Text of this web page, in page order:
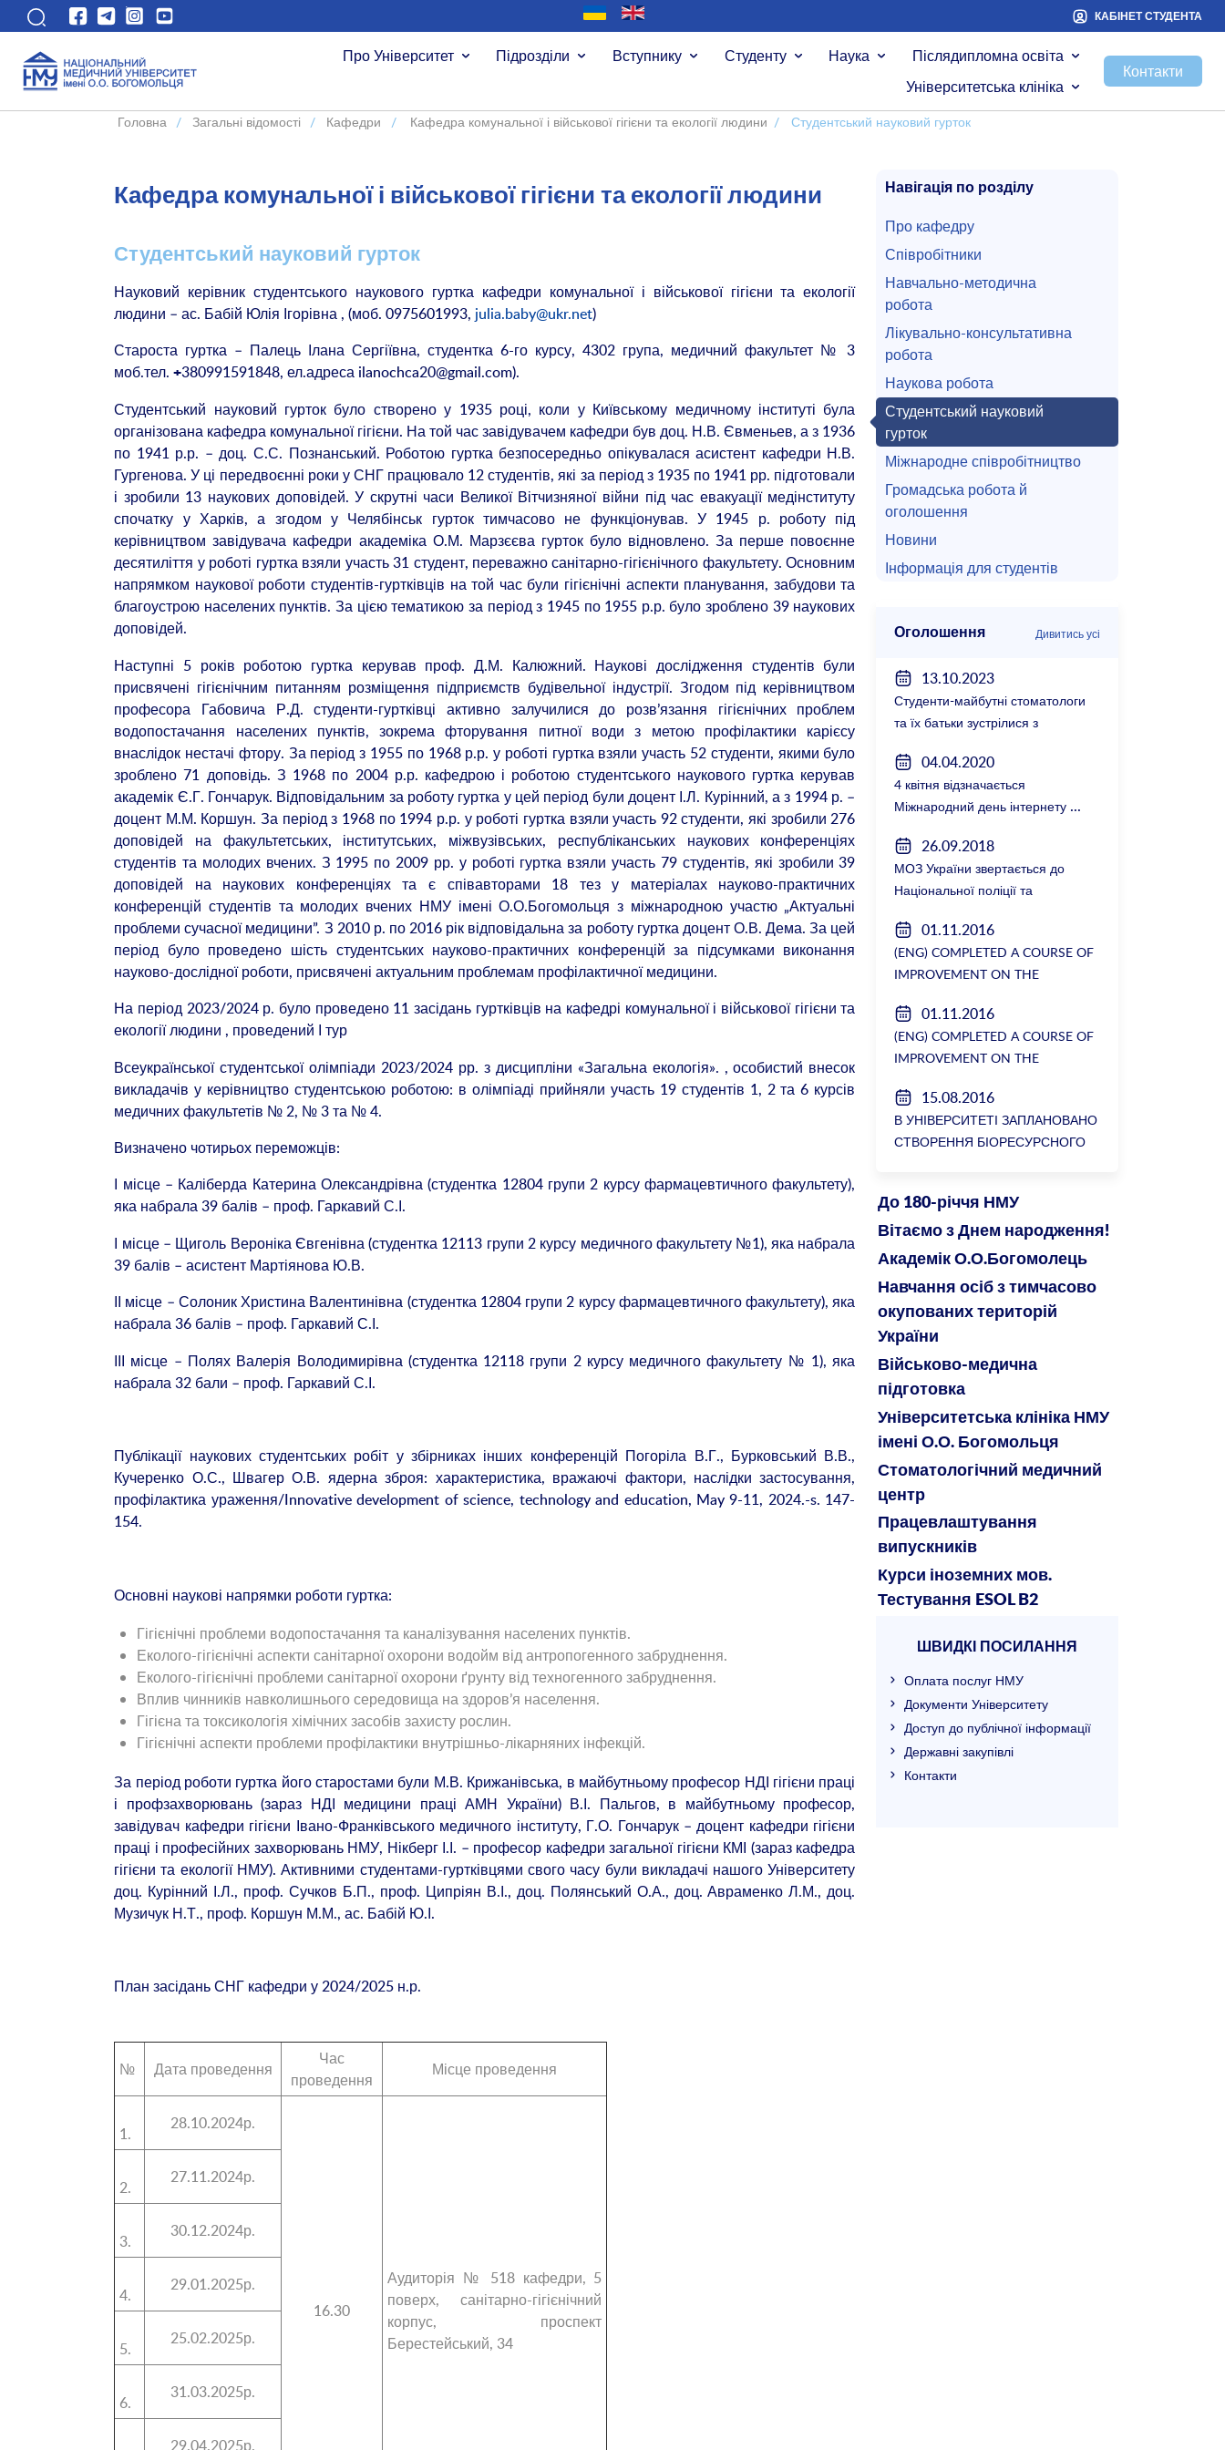
КАБІНЕТ СТУДЕНТА
Про Університет Підрозділи Вступнику Студенту Наука
Післядипломна освіта
Університетська клініка
Контакти
Головна / Загальні відомості / Кафедри / Кафедра комунальної і військової гігієни та екології людини / Студентський науковий гурток
Кафедра комунальної і військової гігієни та екології людини
Студентський науковий гурток
Науковий керівник студентського наукового гуртка кафедри комунальної і військової гігієни та екології
людини – ас. Бабій Юлія Ігорівна , (моб. 0975601993, julia.baby@ukr.net)
Староста гуртка – Палець Ілана Сергіївна, студентка 6-го курсу, 4302 група, медичний факультет № 3
моб.тел.+380991591848, ел.адреса ilanochca20@gmail.com).
Студентський науковий гурток було створено у 1935 році, коли у Київському медичному інституті була
організована кафедра комунальної гігієни. На той час завідувачем кафедри був доц. Н.В. Євменьев, а з 1936
по 1941 р.р. – доц. С.С. Познанський. Роботою гуртка безпосередньо опікувалася асистент кафедри Н.В.
Гургенова. У ці передвоєнні роки у СНГ працювало 12 студентів, які за період з 1935 по 1941 рр. підготовали
і зробили 13 наукових доповідей. У скрутні часи Великої Вітчизняної війни під час евакуації медінституту
спочатку у Харків, а згодом у Челябінськ гурток тимчасово не функціонував. У 1945 р. роботу під
керівництвом завідувача кафедри академіка О.М. Марзєєва гурток було відновлено. За перше повоєнне
десятиліття у роботі гуртка взяли участь 31 студент, переважно санітарно-гігієнічного факультету. Основним
напрямком наукової роботи студентів-гуртківців на той час були гігієнічні аспекти планування, забудови та
благоустрою населених пунктів. За цією тематикою за період з 1945 по 1955 р.р. було зроблено 39 наукових
доповідей.
Наступні 5 років роботою гуртка керував проф. Д.М. Калюжний. Наукові дослідження студентів були
присвячені гігієнічним питанням розміщення підприємств будівельної індустрії. Згодом під керівництвом
професора Габовича Р.Д. студенти-гуртківці активно залучилися до розв’язання гігієнічних проблем
водопостачання населених пунктів, зокрема фторування питної води з метою профілактики карієсу
внаслідок нестачі фтору. За період з 1955 по 1968 р.р. у роботі гуртка взяли участь 52 студенти, якими було
зроблено 71 доповідь. З 1968 по 2004 р.р. кафедрою і роботою студентського наукового гуртка керував
академік Є.Г. Гончарук. Відповідальним за роботу гуртка у цей період були доцент І.Л. Курінний, а з 1994 р. –
доцент М.М. Коршун. За період з 1968 по 1994 р.р. у роботі гуртка взяли участь 92 студенти, які зробили 276
доповідей на факультетських, інститутських, міжвузівських, республіканських наукових конференціях
студентів та молодих вчених. З 1995 по 2009 рр. у роботі гуртка взяли участь 79 студентів, які зробили 39
доповідей на наукових конференціях та є співавторами 18 тез у матеріалах науково-практичних
конференцій студентів та молодих вчених НМУ імені О.О.Богомольця з міжнародною участю „Актуальні
проблеми сучасної медицини”. З 2010 р. по 2016 рік відповідальна за роботу гуртка доцент О.В. Дема. За цей
період було проведено шість студентських науково-практичних конференцій за підсумками виконання
науково-дослідної роботи, присвячені актуальним проблемам профілактичної медицини.
На період 2023/2024 р. було проведено 11 засідань гуртківців на кафедрі комунальної і військової гігієни та
екології людини , проведений І тур
Всеукраїнської студентської олімпіади 2023/2024 рр. з дисципліни «Загальна екологія». , особистий внесок
викладачів у керівництво студентською роботою: в олімпіаді прийняли участь 19 студентів 1, 2 та 6 курсів
медичних факультетів № 2, № 3 та № 4.
Визначено чотирьох переможців:
І місце – Каліберда Катерина Олександрівна (студентка 12804 групи 2 курсу фармацевтичного факультету),
яка набрала 39 балів – проф. Гаркавий С.І.
І місце – Щиголь Вероніка Євгенівна (студентка 12113 групи 2 курсу медичного факультету №1), яка набрала
39 балів – асистент Мартіянова Ю.В.
ІІ місце – Солоник Христина Валентинівна (студентка 12804 групи 2 курсу фармацевтичного факультету), яка
набрала 36 балів – проф. Гаркавий С.І.
ІІІ місце – Полях Валерія Володимирівна (студентка 12118 групи 2 курсу медичного факультету № 1), яка
набрала 32 бали – проф. Гаркавий С.І.
Публікації наукових студентських робіт у збірниках інших конференцій Погоріла В.Г., Бурковський В.В.,
Кучеренко О.С., Швагер О.В. ядерна зброя: характеристика, вражаючі фактори, наслідки застосування,
профілактика ураження/Innovative development of science, technology and education, May 9-11, 2024.-s. 147-
154.
Основні наукові напрямки роботи гуртка:
Гігієнічні проблеми водопостачання та каналізування населених пунктів.
Еколого-гігієнічні аспекти санітарної охорони водойм від антропогенного забруднення.
Еколого-гігієнічні проблеми санітарної охорони ґрунту від техногенного забруднення.
Вплив чинників навколишнього середовища на здоров’я населення.
Гігієна та токсикологія хімічних засобів захисту рослин.
Гігієнічні аспекти проблеми профілактики внутрішньо-лікарняних інфекцій.
За період роботи гуртка його старостами були М.В. Крижанівська, в майбутньому професор НДІ гігієни праці
і профзахворювань (зараз НДІ медицини праці АМН України) В.І. Пальгов, в майбутньому професор,
завідувач кафедри гігієни Івано-Франківського медичного інституту, Г.О. Гончарук – доцент кафедри гігієни
праці і професійних захворювань НМУ, Нікберг І.І. – професор кафедри загальної гігієни КМІ (зараз кафедра
гігієни та екології НМУ). Активними студентами-гуртківцями свого часу були викладачі нашого Університету
доц. Курінний І.Л., проф. Сучков Б.П., проф. Ципріян В.І., доц. Полянський О.А., доц. Авраменко Л.М., доц.
Музичук Н.Т., проф. Коршун М.М., ас. Бабій Ю.І.
План засідань СНГ кафедри у 2024/2025 н.р.
№ Дата проведення
Час
проведення
Місце проведення
1.
28.10.2024р.
16.30
Аудиторія № 518 кафедри, 5
поверх, санітарно-гігієнічний
корпус, проспект
Берестейський, 34
2.
27.11.2024р.
3.
30.12.2024р.
4.
29.01.2025р.
5.
25.02.2025р.
6.
31.03.2025р.
29.04.2025р.
Навігація по розділу
Про кафедру
Співробітники
Навчально-методична
робота
Лікувально-консультативна
робота
Наукова робота
Студентський науковий
гурток
Міжнародне співробітництво
Громадська робота й
оголошення
Новини
Інформація для студентів
Оголошення Дивитись усі
13.10.2023
Студенти-майбутні стоматологи
та їх батьки зустрілися з
04.04.2020
4 квітня відзначається
Міжнародний день інтернету
26.09.2018
МОЗ України звертається до
Національної поліції та
вимогою розслідування низки
зухвалих злочинів екс-ректорки
НМУ Катерини Амосової
01.11.2016
(ENG) COMPLETED A COURSE OF
IMPROVEMENT ON THE
SURGERY №2
01.11.2016
(ENG) COMPLETED A COURSE OF
IMPROVEMENT ON THE
SURGERY №2
15.08.2016
В УНІВЕРСИТЕТІ ЗАПЛАНОВАНО
СТВОРЕННЯ БІОРЕСУРСНОГО
До 180-річчя НМУ
Вітаємо з Днем народження!
Академік О.О.Богомолець
Навчання осіб з тимчасово
окупованих територій
України
Військово-медична
підготовка
Університетська клініка НМУ
імені О.О. Богомольця
Стоматологічний медичний
центр
Працевлаштування
випускників
Курси іноземних мов.
Тестування ESOL B2
ШВИДКІ ПОСИЛАННЯ
Оплата послуг НМУ
Документи Університету
Доступ до публічної інформації
Державні закупівлі
Контакти